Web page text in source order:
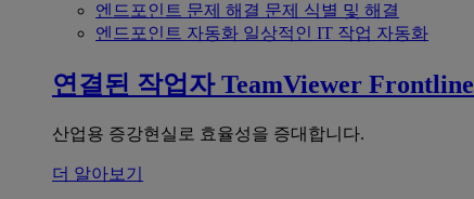
엔드포인트 문제 해결 문제 식별 및 해결
엔드포인트 자동화 일상적인 IT 작업 자동화
연결된 작업자 TeamViewer Frontline
산업용 증강현실로 효율성을 증대합니다.
더 알아보기